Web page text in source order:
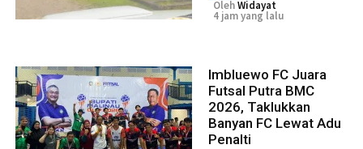
OlehWidayat
4 jam yang lalu
Imbluewo FC Juara
Futsal Putra BMC
2026, Taklukkan
Banyan FC Lewat Adu
Penalti